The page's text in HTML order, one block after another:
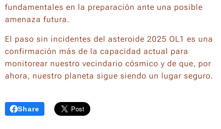
fundamentales en la preparación ante una posible
amenaza futura.
El paso sin incidentes del asteroide 2025 OL1 es una
confirmación más de la capacidad actual para
monitorear nuestro vecindario cósmico y de que, por
ahora, nuestro planeta sigue siendo un lugar seguro.
Share